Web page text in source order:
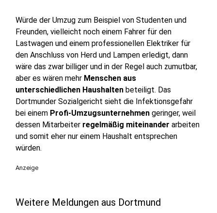
Würde der Umzug zum Beispiel von Studenten und
Freunden, vielleicht noch einem Fahrer für den
Lastwagen und einem professionellen Elektriker für
den Anschluss von Herd und Lampen erledigt, dann
wäre das zwar billiger und in der Regel auch zumutbar,
aber es wären mehr Menschen aus
unterschiedlichen Haushalten beteiligt. Das
Dortmunder Sozialgericht sieht die Infektionsgefahr
bei einem Profi-Umzugsunternehmen geringer, weil
dessen Mitarbeiter regelmäßig miteinander arbeiten
und somit eher nur einem Haushalt entsprechen
würden.
Anzeige
Weitere Meldungen aus Dortmund